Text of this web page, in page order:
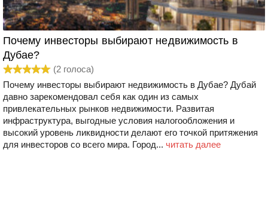
Почему инвесторы выбирают недвижимость в
Дубае?
(2 голоса)
Почему инвесторы выбирают недвижимость в Дубае? Дубай
давно зарекомендовал себя как один из самых
привлекательных рынков недвижимости. Развитая
инфраструктура, выгодные условия налогообложения и
высокий уровень ликвидности делают его точкой притяжения
для инвесторов со всего мира. Город... читать далее